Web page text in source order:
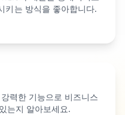
키는 방식을 좋아합니다.
력한 기능으로 비즈니스
는지 알아보세요.